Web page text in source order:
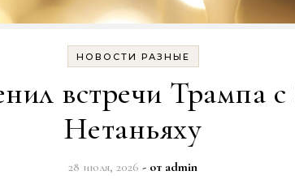
НОВОСТИ РАЗНЫЕ
встречи Трампа с
Нетаньяху
28 июля, 2026 - от admin